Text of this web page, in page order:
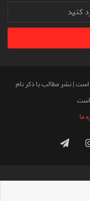
| نشر مطالب با ذکر نام
است
ما
اینستاگرامتلگرام